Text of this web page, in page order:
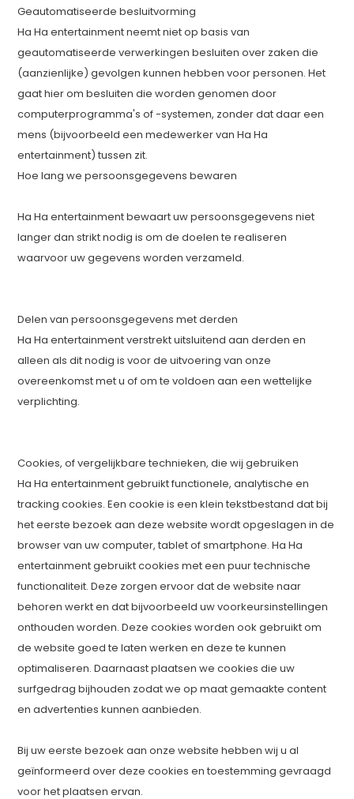
Geautomatiseerde besluitvorming
Ha Ha entertainment neemt niet op basis van
geautomatiseerde verwerkingen besluiten over zaken die
(aanzienlijke) gevolgen kunnen hebben voor personen. Het
gaat hier om besluiten die worden genomen door
computerprogramma's of -systemen, zonder dat daar een
mens (bijvoorbeeld een medewerker van Ha Ha
entertainment) tussen zit.
Hoe lang we persoonsgegevens bewaren
Ha Ha entertainment bewaart uw persoonsgegevens niet
langer dan strikt nodig is om de doelen te realiseren
waarvoor uw gegevens worden verzameld.
Delen van persoonsgegevens met derden
Ha Ha entertainment verstrekt uitsluitend aan derden en
alleen als dit nodig is voor de uitvoering van onze
overeenkomst met u of om te voldoen aan een wettelijke
verplichting.
Cookies, of vergelijkbare technieken, die wij gebruiken
Ha Ha entertainment gebruikt functionele, analytische en
tracking cookies. Een cookie is een klein tekstbestand dat bij
het eerste bezoek aan deze website wordt opgeslagen in de
browser van uw computer, tablet of smartphone. Ha Ha
entertainment gebruikt cookies met een puur technische
functionaliteit. Deze zorgen ervoor dat de website naar
behoren werkt en dat bijvoorbeeld uw voorkeursinstellingen
onthouden worden. Deze cookies worden ook gebruikt om
de website goed te laten werken en deze te kunnen
optimaliseren. Daarnaast plaatsen we cookies die uw
surfgedrag bijhouden zodat we op maat gemaakte content
en advertenties kunnen aanbieden.
Bij uw eerste bezoek aan onze website hebben wij u al
geïnformeerd over deze cookies en toestemming gevraagd
voor het plaatsen ervan.